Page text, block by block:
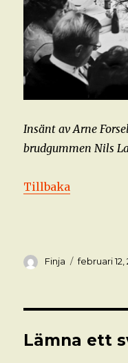
Insänt av Arne
brudgummen Nils
Tillbaka
Författare
Finja Postat
februari 12,
Lämna ett